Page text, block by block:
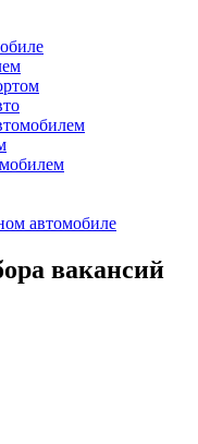
автомобиле
вакансий